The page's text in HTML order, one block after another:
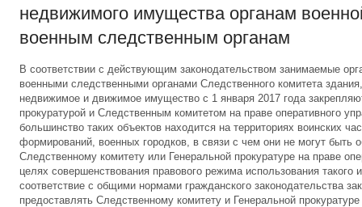
недвижимого имущества органам
военным следственным органам
В соответствии с действующим законодательством занимаемые
военными следственными органами Следственного комитета
недвижимое и движимое имущество с 1 января 2017 года
прокуратурой и Следственным комитетом на праве оперативного
большинство таких объектов находится на территориях воинских
формирований, военных городков, в связи с чем они не могут быть
Следственному комитету или Генеральной прокуратуре на праве
целях совершенствования правового режима использования такого
соответствие с общими нормами гражданского законодательства
предоставлять Следственному комитету и Генеральной